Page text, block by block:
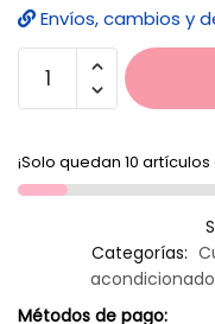
Envíos, cambios y
¡Solo quedan 10
Categorías:
Métodos de pago: